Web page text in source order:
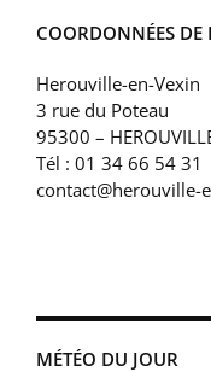
COORDONNÉES
Herouville-en-Vexin
3 rue du Poteau
95300 –
Tél : 01 34 66 54 31
contact@herouville-
MÉTÉO DU JOUR